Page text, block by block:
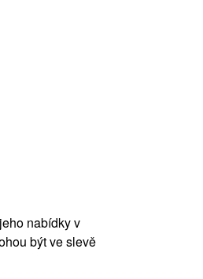
nabídky v
být ve slevě